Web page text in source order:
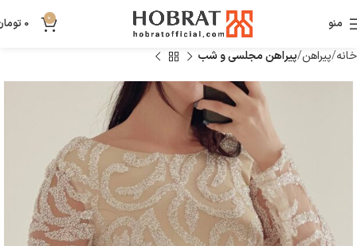
منو 0
0
خانه پیراهن پیراهن مجلسی و شب